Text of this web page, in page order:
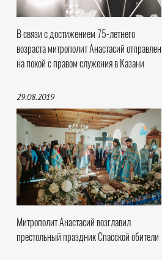
В связи с достижением 75-летнего
возраста митрополит Анастасий отправлен
на покой с правом служения в Казани
29.08.2019
Митрополит Анастасий возглавил
престольный праздник Спасской обители